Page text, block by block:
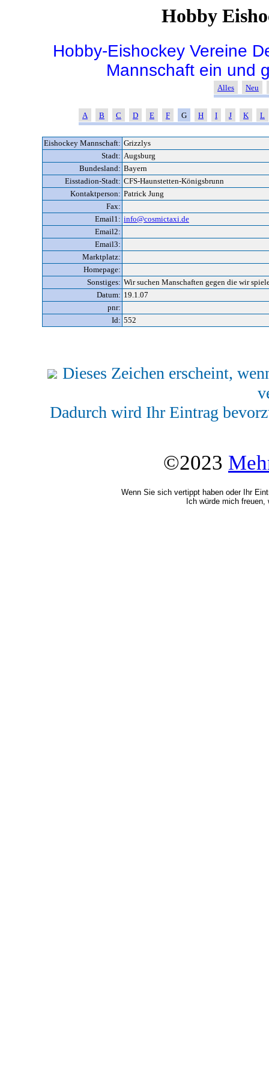
Hobby
Hobby-Eishockey Vereine
Mannschaft ein und
Alles Neu
A B C D E F G H I J K L
Eishockey Mannschaft: Grizzlys
Stadt: Augsburg
Bundesland: Bayern
Eisstadion-Stadt: CFS-Haunstetten-Königsbrunn
Kontaktperson: Patrick Jung
Fax:
Email1: info@cosmictaxi.de
Email2:
Email3:
Marktplatz:
Homepage:
Sonstiges: Wir suchen Manschaften gegen die wir
Datum: 19.1.07
pnr:
Id: 552
Dieses Zeichen erscheint,
Dadurch wird Ihr Eintrag
©2023
Wenn Sie sich vertippt haben oder Ihr
Ich würde mich